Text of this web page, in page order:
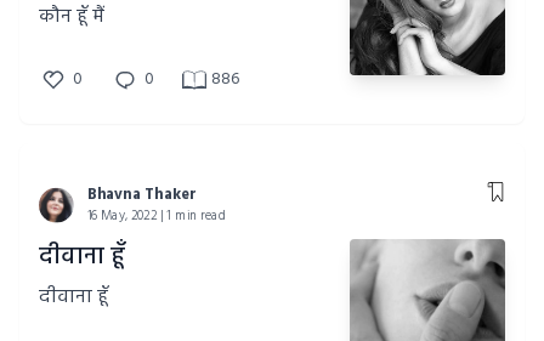
कौन हूँ मैं
0 0 886
Bhavna Thaker
16 May, 2022 | 1 min read
दीवाना हूँ
दीवाना हूँ